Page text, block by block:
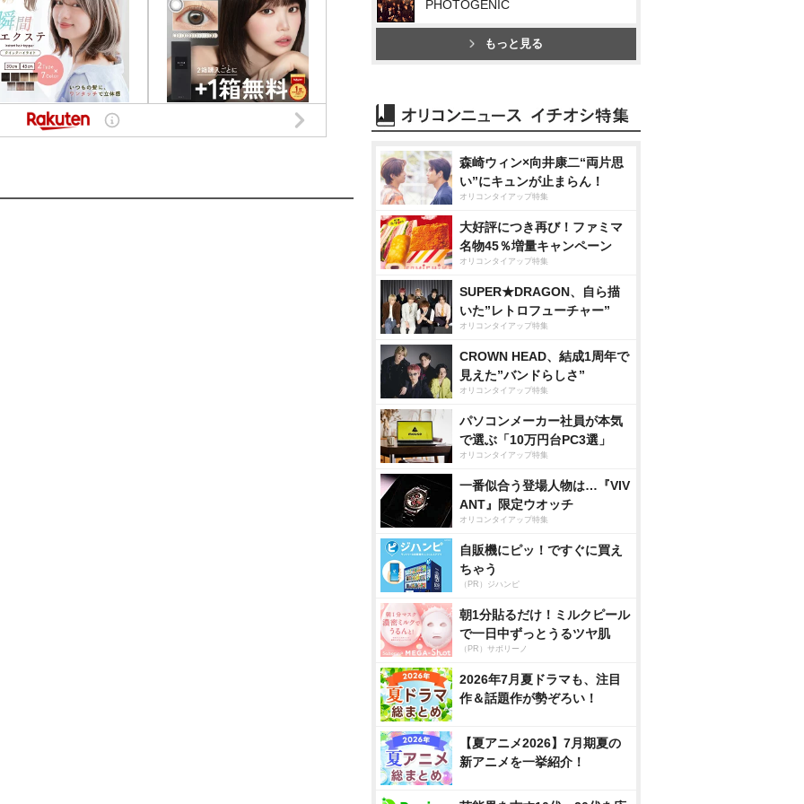
PHOTOGENIC
もっと見る
森崎ウィン×向井康二“両片思
い”にキュンが止まらん！
オリコンタイアップ特集
大好評につき再び！ファミマ
名物45％増量キャンペーン
オリコンタイアップ特集
SUPER★DRAGON、自ら描
いた”レトロフューチャー”
オリコンタイアップ特集
CROWN HEAD、結成1周年で
見えた”バンドらしさ”
オリコンタイアップ特集
パソコンメーカー社員が本気
で選ぶ「10万円台PC3選」
オリコンタイアップ特集
一番似合う登場人物は…『VIV
ANT』限定ウオッチ
オリコンタイアップ特集
自販機にピッ！ですぐに買え
ちゃう
（PR）ジハンピ
朝1分貼るだけ！ミルクピール
で一日中ずっとうるツヤ肌
（PR）サボリーノ
2026年7月夏ドラマも、注目
作＆話題作が勢ぞろい！
【夏アニメ2026】7月期夏の
新アニメを一挙紹介！